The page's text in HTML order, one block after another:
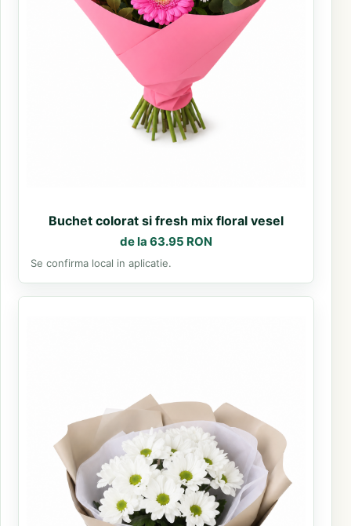
Buchet colorat si fresh mix floral vesel
de la 63.95 RON
Se confirma local in aplicatie.